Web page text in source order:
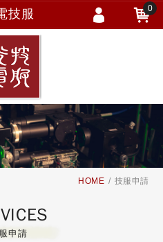
HOME 技服申請
申請
技服 0
註冊
密碼
查詢
清單